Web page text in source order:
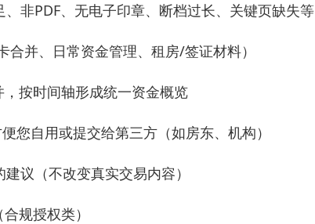
、非PDF、无电子印章、断档过长、关键页缺失等
并、日常资金管理、租房/签证材料）
按时间轴形成统一资金概览
您自用或提交给第三方（如房东、机构）
议（不改变真实交易内容）
规授权类）